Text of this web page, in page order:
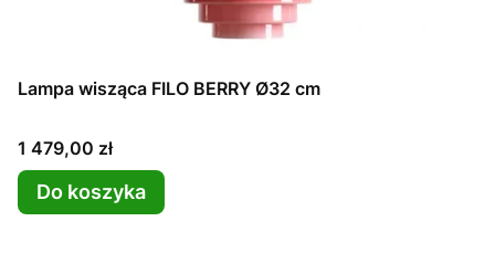
Lampa wisząca FILO BERRY Ø32 cm
Cena
1 479,00 zł
Do koszyka